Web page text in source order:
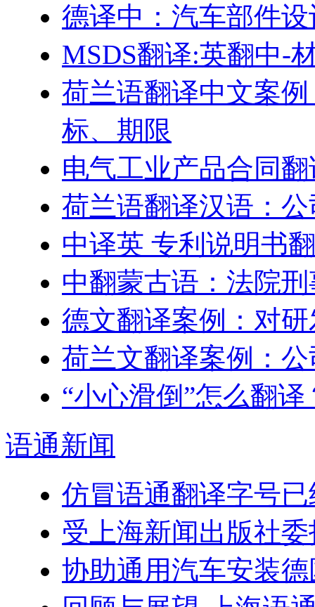
德译中：汽车部件
MSDS翻译:英翻中-
荷兰语翻译中文案
标、期限
电气工业产品合同
荷兰语翻译汉语：
中译英 专利说明书
中翻蒙古语：法院
德文翻译案例：对
荷兰文翻译案例：
“小心滑倒”怎么翻译
语通新闻
仿冒语通翻译字号
受上海新闻出版社
协助通用汽车安装